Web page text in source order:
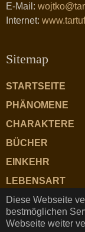
Diese Webseite
bestmöglichen
Webseite weiter
E-Mail:
Internet:
Sitemap
STARTSEITE
PHÄNOMENE
CHARAKTERE
BÜCHER
EINKEHR
LEBENSART
ZUTATEN